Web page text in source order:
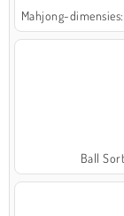
Ball Sort